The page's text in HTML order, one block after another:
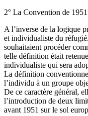
2° La Convention de
A l’inverse de la logique
et individualiste du
souhaitaient procéder
telle définition était
individualiste qui sera
La définition
l’individu à un groupe
De ce caractère général,
l’introduction de deux
avant 1951 sur le sol